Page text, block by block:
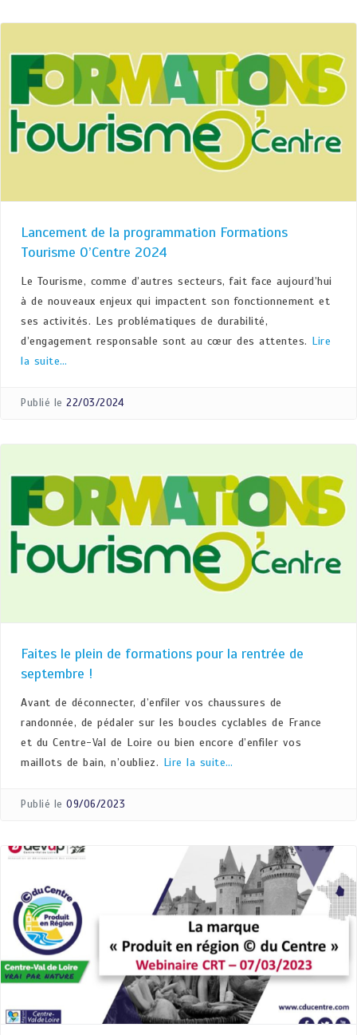
Lancement de la programmation Formations
Tourisme O’Centre 2024
Le Tourisme, comme d’autres secteurs, fait face aujourd’hui
à de nouveaux enjeux qui impactent son fonctionnement et
ses activités. Les problématiques de durabilité,
d’engagement responsable sont au cœur des attentes. Lire
la suite…
Publié le 22/03/2024
Faites le plein de formations pour la rentrée de
septembre !
Avant de déconnecter, d’enfiler vos chaussures de
randonnée, de pédaler sur les boucles cyclables de France
et du Centre-Val de Loire ou bien encore d’enfiler vos
maillots de bain, n’oubliez. Lire la suite…
Publié le 09/06/2023